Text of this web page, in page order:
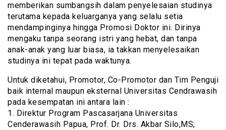
memberikan sumbangsih dalam penyelesaian studinya
terutama kepada keluarganya yang selalu setia
mendampinginya hingga Promosi Doktor ini. Dirinya
mengaku tanpa seorang istri yang hebat, dan tanpa
anak-anak yang luar biasa, ia takkan menyelesaikan
studinya ini tepat pada waktunya.
Untuk diketahui, Promotor, Co-Promotor dan Tim Penguji
baik internal maupun eksternal Universitas Cendrawasih
pada kesempatan ini antara lain :
1. Direktur Program Pascasarjana Universitas
Cenderawasih Papua, Prof. Dr. Drs. Akbar Silo,MS;